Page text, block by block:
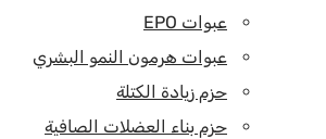
عبوات EPO
عبوات هرمون النمو البشري
حزم زيادة الكتلة
حزم بناء العضلات الصافية